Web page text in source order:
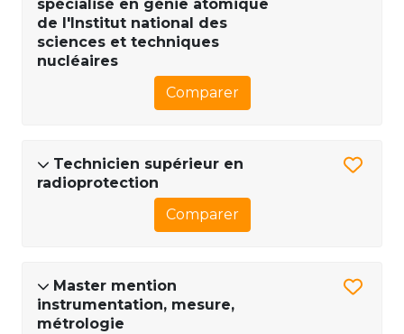
spécialisé en génie atomique
de l'Institut national des
sciences et techniques
nucléaires
Comparer
Technicien supérieur en
radioprotection
Comparer
Master mention
instrumentation, mesure,
métrologie